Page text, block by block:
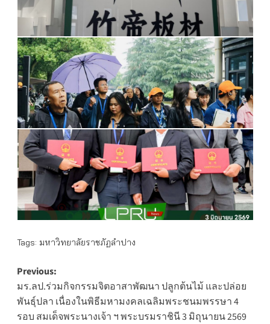
Tags: มหาวิทยาลัยราชภัฏลำปาง
Post
navigation
Previous:
มร.ลป.ร่วมกิจกรรมจิตอาสาพัฒนา ปลูกต้นไม้ และปล่อย
พันธุ์ปลา เนื่องในพิธีมหามงคลเฉลิมพระชนมพรรษา 4
รอบ สมเด็จพระนางเจ้า ฯ พระบรมราชินี 3 มิถุนายน 2569